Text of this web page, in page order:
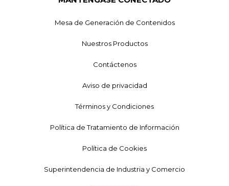
Mesa de Generación de Contenidos
Nuestros Productos
Contáctenos
Aviso de privacidad
Términos y Condiciones
Política de Tratamiento de Información
Política de Cookies
Superintendencia de Industria y Comercio